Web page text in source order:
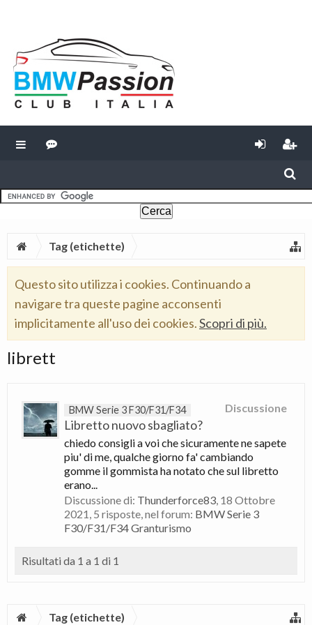
Tag (etichette)
Questo sito utilizza i cookies. Continuando a
navigare tra queste pagine acconsenti
implicitamente all'uso dei cookies.Scopri di più.
librett
Discussione
BMW Serie 3 F30/F31/F34
Libretto nuovo sbagliato?
chiedo consigli a voi che sicuramente ne sapete
piu' di me, qualche giorno fa' cambiando
gomme il gommista ha notato che sul libretto
erano...
Discussione di: Thunderforce83, 18 Ottobre
2021, 5 risposte, nel forum: BMW Serie 3
F30/F31/F34 Granturismo
Risultati da 1 a 1 di 1
Tag (etichette)